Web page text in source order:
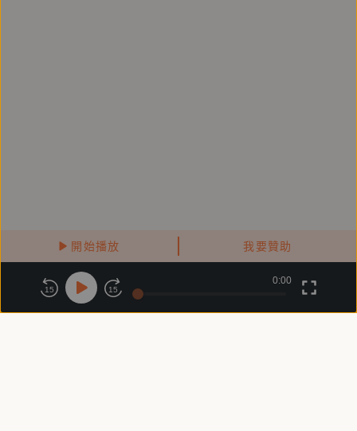
開始播放 我要贊助
關於鏡好聽
商務合作 付費條款 會員條款
15 15
0:00